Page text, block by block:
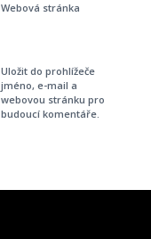
Webová stránka
Uložit do prohlížeče
jméno, e-mail a
webovou stránku pro
budoucí komentáře.